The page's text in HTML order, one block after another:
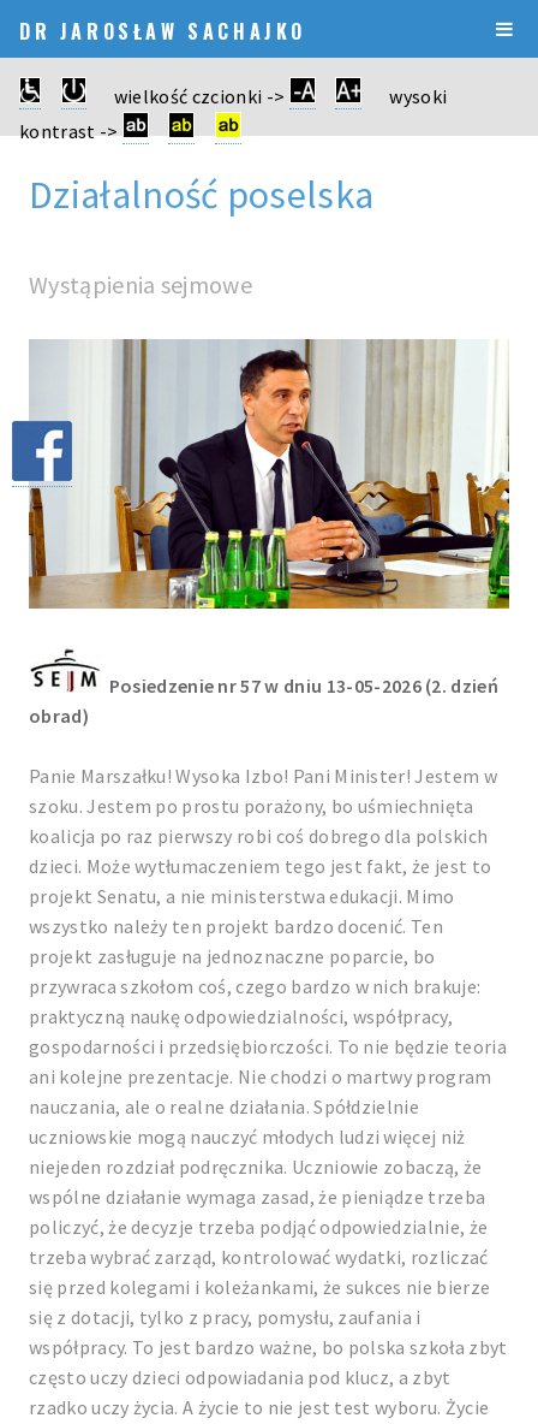
DR JAROSŁAW SACHAJKO
wielkość czcionki ->
wysoki
kontrast ->
Działalność poselska
Wystąpienia sejmowe
Posiedzenie nr 57 w dniu 13-05-2026 (2. dzień
obrad)
Panie Marszałku! Wysoka Izbo! Pani Minister! Jestem w
szoku. Jestem po prostu porażony, bo uśmiechnięta
koalicja po raz pierwszy robi coś dobrego dla polskich
dzieci. Może wytłumaczeniem tego jest fakt, że jest to
projekt Senatu, a nie ministerstwa edukacji. Mimo
wszystko należy ten projekt bardzo docenić. Ten
projekt zasługuje na jednoznaczne poparcie, bo
przywraca szkołom coś, czego bardzo w nich brakuje:
praktyczną naukę odpowiedzialności, współpracy,
gospodarności i przedsiębiorczości. To nie będzie teoria
ani kolejne prezentacje. Nie chodzi o martwy program
nauczania, ale o realne działania. Spółdzielnie
uczniowskie mogą nauczyć młodych ludzi więcej niż
niejeden rozdział podręcznika. Uczniowie zobaczą, że
wspólne działanie wymaga zasad, że pieniądze trzeba
policzyć, że decyzje trzeba podjąć odpowiedzialnie, że
trzeba wybrać zarząd, kontrolować wydatki, rozliczać
się przed kolegami i koleżankami, że sukces nie bierze
się z dotacji, tylko z pracy, pomysłu, zaufania i
współpracy. To jest bardzo ważne, bo polska szkoła zbyt
często uczy dzieci odpowiadania pod klucz, a zbyt
rzadko uczy życia. A życie to nie jest test wyboru. Życie